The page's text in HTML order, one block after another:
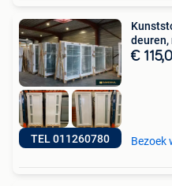
TEL 011260780
€
Bezoek